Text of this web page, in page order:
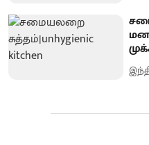
மன